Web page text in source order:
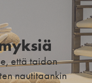
että taidon
nautitaankin